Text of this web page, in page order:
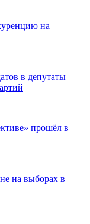
на
в депутаты
прошёл в
на выборах в